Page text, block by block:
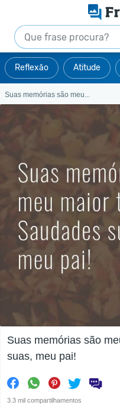
Reflexão Atitude
Suas memórias são meu...
Suas memórias são
suas, meu pai!
3.3 mil compartilhamentos